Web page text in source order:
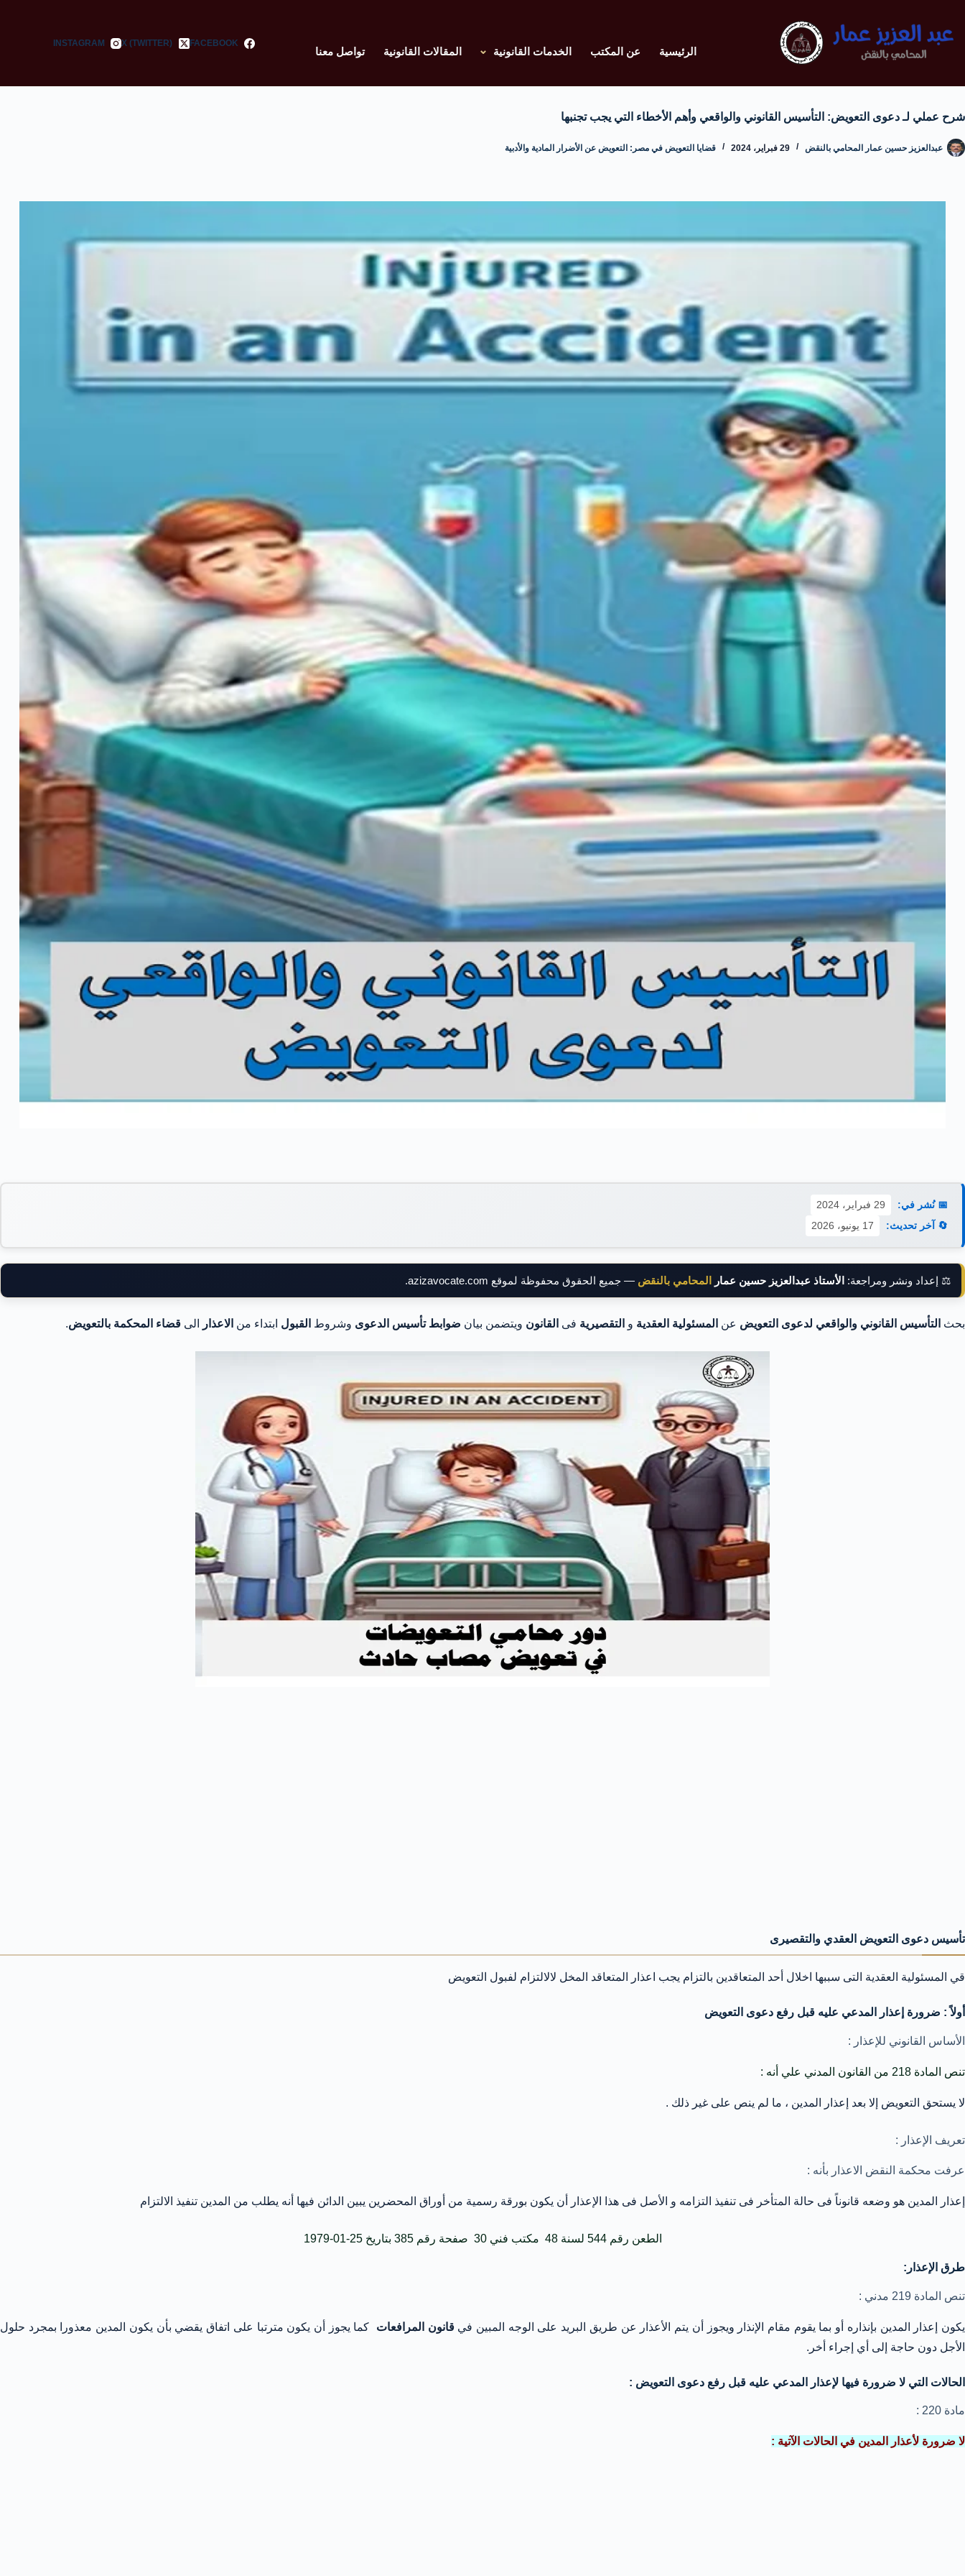
الرئيسية عن المكتب الخدمات القانونية المقالات القانونية تواصل معنا
FACEBOOK
X (TWITTER)
INSTAGRAM
شرح عملي لـ دعوى التعويض: التأسيس القانوني والواقعي وأهم الأخطاء التي يجب تجنبها
عبدالعزيز حسين عمار المحامي بالنقض 29 فبراير، 2024 قضايا التعويض في مصر: التعويض عن الأضرار المادية والأدبية
📅 نُشر في:
29 فبراير، 2024
🔄 آخر تحديث:
17 يونيو، 2026
⚖️ إعداد ونشر ومراجعة: الأستاذ عبدالعزيز حسين عمار المحامي بالنقض — جميع الحقوق محفوظة لموقع azizavocate.com.
بحث التأسيس القانوني والواقعي لدعوى التعويض عن المسئولية العقدية و التقصيرية فى القانون ويتضمن بيان ضوابط تأسيس الدعوى وشروط القبول ابتداء من الاعذار الى قضاء المحكمة بالتعويض.
تأسيس دعوى التعويض العقدي والتقصيرى
قي المسئولية العقدية التى سببها اخلال أحد المتعاقدين بالتزام يجب اعذار المتعاقد المخل لالالتزام لفبول التعويض
أولاً : ضرورة إعذار المدعي عليه قبل رفع دعوى التعويض
الأساس القانوني للإعذار :
تنص المادة 218 من القانون المدني علي أنه :
لا يستحق التعويض إلا بعد إعذار المدين ، ما لم ينص على غير ذلك .
تعريف الإعذار :
عرفت محكمة النقض الاعذار بأنه :
إعذار المدين هو وضعه قانوناً فى حالة المتأخر فى تنفيذ التزامه و الأصل فى هذا الإعذار أن يكون بورقة رسمية من أوراق المحضرين يبين الدائن فيها أنه يطلب من المدين تنفيذ الالتزام
الطعن رقم 544 لسنة 48 مكتب فني 30 صفحة رقم 385 بتاريخ 25-01-1979
طرق الإعذار:
تنص المادة 219 مدني :
يكون إعذار المدين بإنذاره أو بما يقوم مقام الإنذار ويجوز أن يتم الأعذار عن طريق البريد على الوجه المبين فيقانون المرافعات
كما يجوز أن يكون مترتبا على اتفاق يقضي بأن يكون المدين معذورا بمجرد حلول
الأجل دون حاجة إلى أي إجراء أخر.
الحالات التي لا ضرورة فيها لإعذار المدعي عليه قبل رفع دعوى التعويض :
مادة 220 :
لا ضرورة لأعذار المدين في الحالات الآتية :